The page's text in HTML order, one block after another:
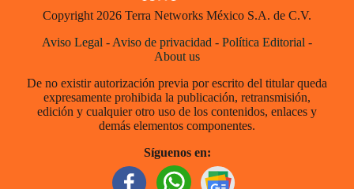
Copyright 2026 Terra Networks México S.A. de C.V.
Aviso Legal - Aviso de privacidad - Política Editorial -
About us
De no existir autorización previa por escrito del titular queda
expresamente prohibida la publicación, retransmisión,
edición y cualquier otro uso de los contenidos, enlaces y
demás elementos componentes.
Síguenos en: